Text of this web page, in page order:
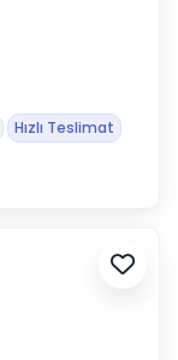
Hızlı Teslimat